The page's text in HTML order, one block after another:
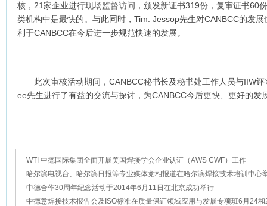
核，21家企业进行现场监督访问，颁发新证书319份，复审证书60
类机构中是最快的。与此同时，Tim. Jessop先生对CANBCC的发
利于CANBCC在今后进一步规范快速的发展。
此次审核活动期间，CANBCC秘书长及秘书处工作人员与IIW评
ee先生进行了有益的交流与探讨，为CANBCC今后更快、更好的发
WTI 中德国际集团全面开展美国焊接学会企业认证（AWS CWF）工作
哈尔滨电视台、哈尔滨日报等专业媒体竞相报道在哈尔滨焊接技术培训中心
德合作30周年纪念活动
中德合作30周年纪念活动于2014年6月11日在北京成功举行
中德意焊接技术报告会及ISO标准在质量保证领域应用与发展专项班6月24